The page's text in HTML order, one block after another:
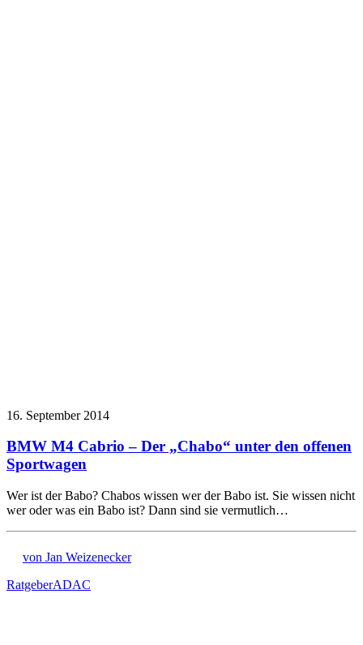
16. September 2014
BMW M4 Cabrio – Der „Chabo“ unter den offenen
Sportwagen
Wer ist der Babo? Chabos wissen wer der Babo ist. Sie wissen nicht
wer oder was ein Babo ist? Dann sind sie vermutlich…
von Jan Weizenecker
RatgeberADAC